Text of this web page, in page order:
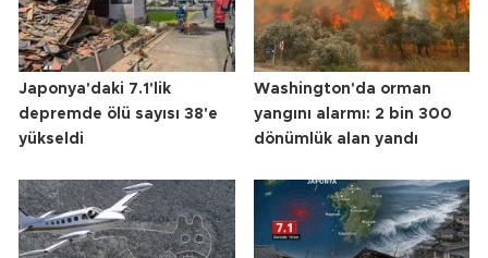
Japonya'daki 7.1'lik
depremde ölü sayısı 38'e
yükseldi
Washington'da orman
yangını alarmı: 2 bin 300
dönümlük alan yandı